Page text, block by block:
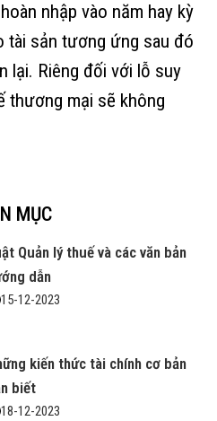
nhập vào năm hay kỳ
tài sản tương ứng sau đó
lại. Riêng đối với lỗ suy
thương mại sẽ không
MỤC
Quản lý thuế và các văn bản
dẫn
15-12-2023
kiến thức tài chính cơ bản
biết
18-12-2023